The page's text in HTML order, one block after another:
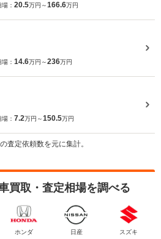
： 20.5万円～166.6万円
： 14.6万円～236万円
： 7.2万円～150.5万円
査定依頼数を元に集計。
買取・査定相場を調べる
ホンダ 日産 スズキ